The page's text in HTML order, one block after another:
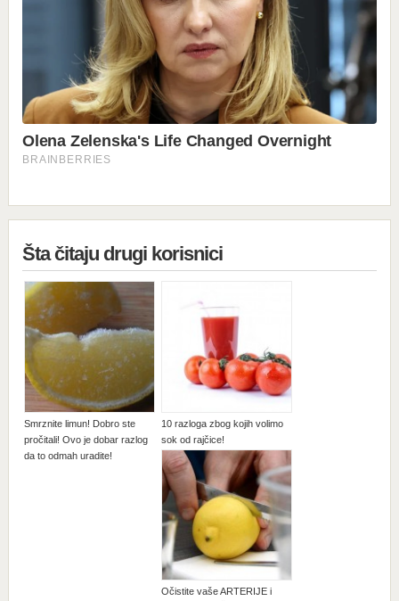
Šta čitaju drugi korisnici
Smrznite limun! Dobro ste
pročitali! Ovo je dobar razlog
da to odmah uradite!
10 razloga zbog kojih volimo
sok od rajčice!
Očistite vaše ARTERIJE i